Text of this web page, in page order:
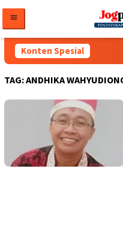
konten
Konten Spesial
TAG:ANDHIKA